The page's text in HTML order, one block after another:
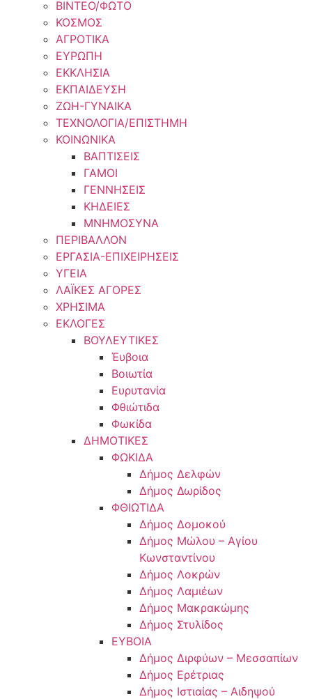
ΒΙΝΤΕΟ/ΦΩΤΟ
ΚΟΣΜΟΣ
ΑΓΡΟΤΙΚΑ
ΕΥΡΩΠΗ
ΕΚΚΛΗΣΙΑ
ΕΚΠΑΙΔΕΥΣΗ
ΖΩΗ-ΓΥΝΑΙΚΑ
ΤΕΧΝΟΛΟΓΙΑ/ΕΠΙΣΤΗΜΗ
ΚΟΙΝΩΝΙΚΑ
ΒΑΠΤΙΣΕΙΣ
ΓΑΜΟΙ
ΓΕΝΝΗΣΕΙΣ
ΚΗΔΕΙΕΣ
ΜΝΗΜΟΣΥΝΑ
ΠΕΡΙΒΑΛΛΟΝ
ΕΡΓΑΣΙΑ-ΕΠΙΧΕΙΡΗΣΕΙΣ
ΥΓΕΙΑ
ΛΑΪΚΕΣ ΑΓΟΡΕΣ
ΧΡΗΣΙΜΑ
ΕΚΛΟΓΕΣ
ΒΟΥΛΕΥΤΙΚΕΣ
Έυβοια
Βοιωτία
Ευρυτανία
Φθιώτιδα
Φωκίδα
ΔΗΜΟΤΙΚΕΣ
ΦΩΚΙΔΑ
Δήμος Δελφών
Δήμος Δωρίδος
ΦΘΙΩΤΙΔΑ
Δήμος Δομοκού
Δήμος Μώλου – Αγίου
Κωνσταντίνου
Δήμος Λοκρών
Δήμος Λαμιέων
Δήμος Μακρακώμης
Δήμος Στυλίδος
ΕΥΒΟΙΑ
Δήμος Διρφύων – Μεσσαπίων
Δήμος Ερέτριας
Δήμος Ιστιαίας – Αιδηψού